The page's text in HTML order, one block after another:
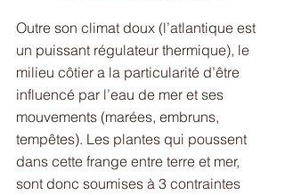
Outre son climat doux (l’atlantique est
un puissant régulateur thermique), le
milieu côtier a la particularité d’être
influencé par l’eau de mer et ses
mouvements (marées, embruns,
tempêtes). Les plantes qui poussent
dans cette frange entre terre et mer,
sont donc soumises à 3 contraintes